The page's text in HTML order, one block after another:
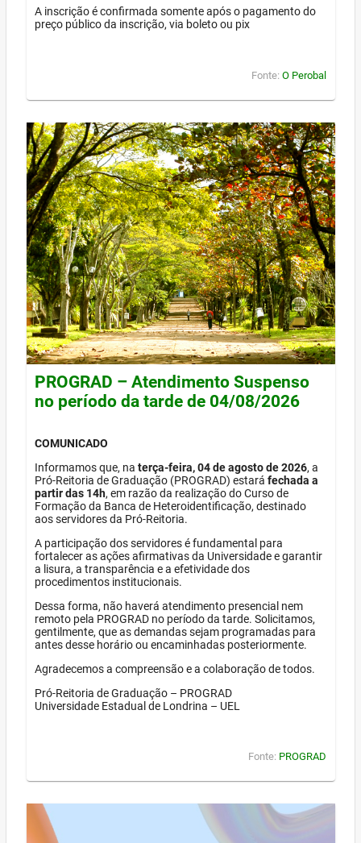
A inscrição é confirmada somente após o pagamento do
preço público da inscrição, via boleto ou pix
Fonte: O Perobal
PROGRAD – Atendimento Suspenso
no período da tarde de 04/08/2026
COMUNICADO
Informamos que, na terça-feira, 04 de agosto de 2026, a
Pró-Reitoria de Graduação (PROGRAD) estará fechada a
partir das 14h, em razão da realização do Curso de
Formação da Banca de Heteroidentificação, destinado
aos servidores da Pró-Reitoria.
A participação dos servidores é fundamental para
fortalecer as ações afirmativas da Universidade e garantir
a lisura, a transparência e a efetividade dos
procedimentos institucionais.
Dessa forma, não haverá atendimento presencial nem
remoto pela PROGRAD no período da tarde. Solicitamos,
gentilmente, que as demandas sejam programadas para
antes desse horário ou encaminhadas posteriormente.
Agradecemos a compreensão e a colaboração de todos.
Pró-Reitoria de Graduação – PROGRAD
Universidade Estadual de Londrina – UEL
Fonte: PROGRAD